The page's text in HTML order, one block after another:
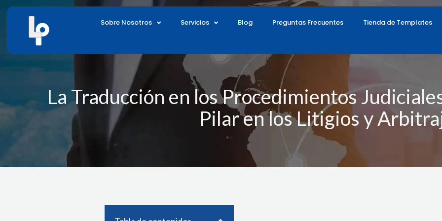
Sobre Nosotros Servicios Blog Preguntas Frecuentes Tienda de Templates
La Traducción en los Procedimientos
Pilar en los Litigios y